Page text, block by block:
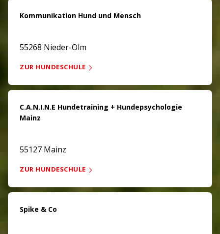
Kommunikation Hund und Mensch
55268 Nieder-Olm
ZUR HUNDESCHULE
C.A.N.I.N.E Hundetraining + Hundepsychologie
Mainz
55127 Mainz
ZUR HUNDESCHULE
Spike & Co